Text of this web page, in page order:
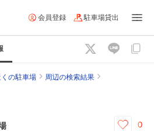
会員登録 駐車場貸出
の駐車場 周辺の検索結果
0